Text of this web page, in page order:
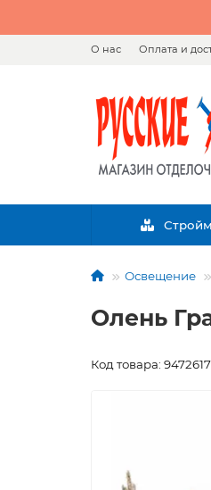
О нас Оплата и
Освещение
Олень
Код товара: